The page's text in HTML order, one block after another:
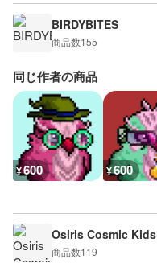
BIRDYBITES
商品数155
同じ作者の商品
¥600 ¥600
Osiris Cosmic Kids
商品数119